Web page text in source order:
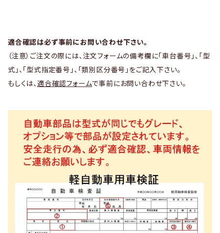
適合確認は必ず事前にお問い合わせ下さい。
（注意）ご注文の際には、注文フォームの備考欄に「車台番号」、「型
式」、「型式指定番号」、「類別区分番号」をご記入下さい。
もしくは、 適合確認フォームで事前にお問い合わせ下さい。